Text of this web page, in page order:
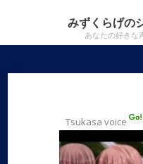
みずくらげの
あなたの好きな
Tsukasa voice